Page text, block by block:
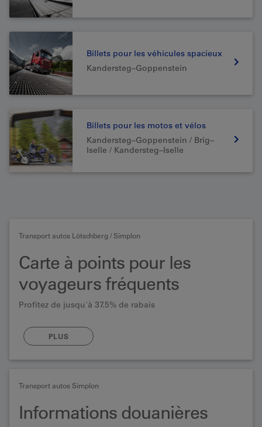
Billets pour les véhicules spacieux
Kandersteg–Goppenstein
Billets pour les motos et vélos
Kandersteg–Goppenstein / Brig–
Iselle / Kandersteg–Iselle
Transport autos Lötschberg / Simplon
Carte à points pour les
voyageurs fréquents
Profitez de jusqu'à 37.5% de rabais
PLUS
Transport autos Simplon
Informations douanières